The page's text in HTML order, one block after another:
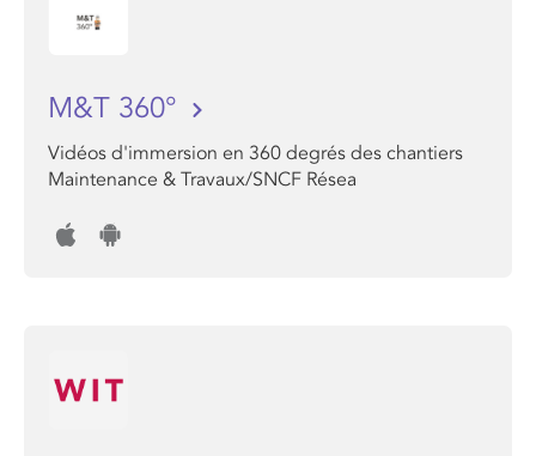
M&T 360°
Vidéos d'immersion en 360 degrés des chantiers
Maintenance & Travaux/SNCF Résea